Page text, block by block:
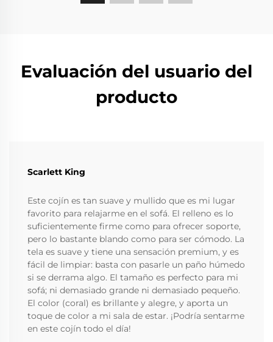
Evaluación del usuario del
producto
Scarlett King
Este cojín es tan suave y mullido que es mi lugar
favorito para relajarme en el sofá. El relleno es lo
suficientemente firme como para ofrecer soporte,
pero lo bastante blando como para ser cómodo. La
tela es suave y tiene una sensación premium, y es
fácil de limpiar: basta con pasarle un paño húmedo
si se derrama algo. El tamaño es perfecto para mi
sofá; ni demasiado grande ni demasiado pequeño.
El color (coral) es brillante y alegre, y aporta un
toque de color a mi sala de estar. ¡Podría sentarme
en este cojín todo el día!